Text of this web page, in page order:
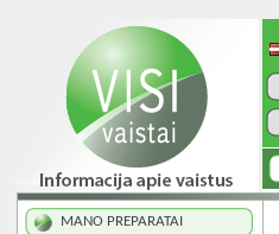
MANO PREPARATAI